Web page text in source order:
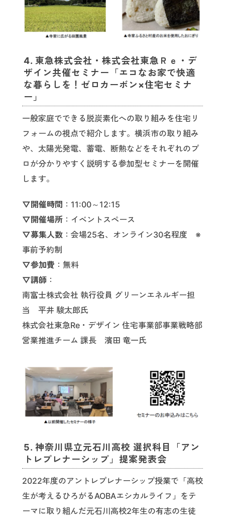
4. 東急株式会社・株式会社東急Ｒｅ・デ
ザイン共催セミナー「エコなお家で快適
な暮らしを！ゼロカーボン×住宅セミナ
ー」
一般家庭でできる脱炭素化への取り組みを住宅リ
フォームの視点で紹介します。横浜市の取り組み
や、太陽光発電、蓄電、断熱などをそれぞれのプ
ロが分かりやすく説明する参加型セミナーを開催
します。
▽開催時間 ：11:00～12:15
▽開催場所 ：イベントスペース
▽募集人数 ：会場25名、オンライン30名程度 ※
事前予約制
▽参加費 ：無料
▽講師 ：
南富士株式会社 執行役員 グリーンエネルギー担
当 平井 駿太郎氏
株式会社東急Re・デザイン 住宅事業部事業戦略部
営業推進チーム 課長 濱田 竜一氏
5. 神奈川県立元石川高校 選択科目「アン
トレプレナーシップ」提案発表会
2022年度のアントレプレナーシップ授業で「高校
生が考えるひろがるAOBAエシカルライフ」をテ
ーマに取り組んだ元石川高校2年生の有志の生徒